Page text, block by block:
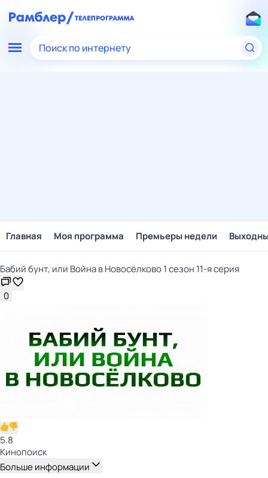
Поиск по интернету
Главная Моя программа Премьеры недели
Бабий бунт, или Война в Новосёлково 1 сезон 11-я серия
0
5.8
Кинопоиск
Больше информации